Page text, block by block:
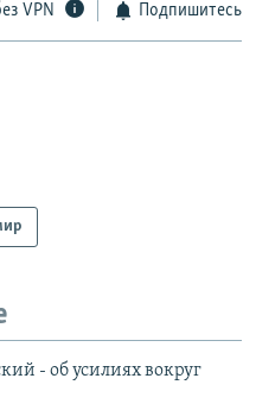
VPN Подпишитесь
- об усилиях вокруг